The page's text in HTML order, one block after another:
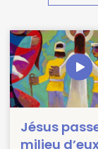
Jésus
milieu